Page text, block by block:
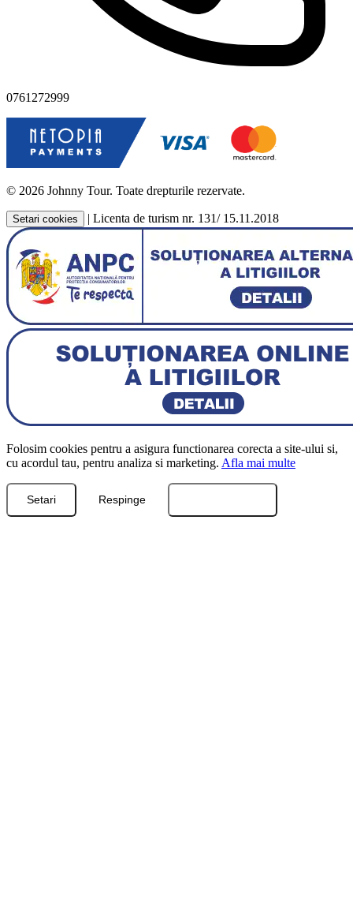
0761272999
© 2026 Johnny Tour. Toate drepturile rezervate.
Setari cookies | Licenta de turism nr. 131/ 15.11.2018
Folosim cookies pentru a asigura functionarea corecta a site-ului si,
cu acordul tau, pentru analiza si marketing. Afla mai multe
Setari Respinge